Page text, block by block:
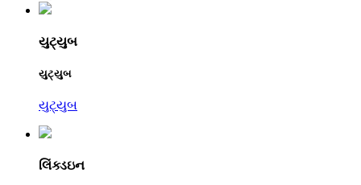
યુટ્યુબ
યુટ્યુબ
યુટ્યુબ
લિંક્ડઇન